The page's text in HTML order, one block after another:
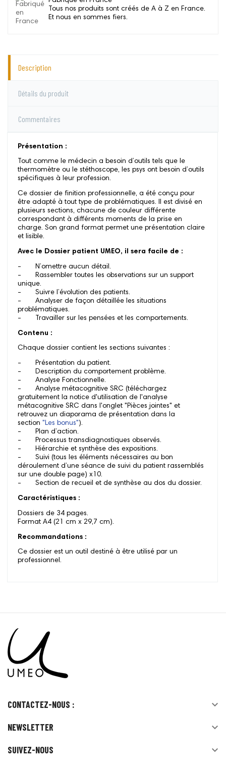
Tous nos produits sont créés de A à Z en France.
Et nous en sommes fiers.
Description
Détails du produit
Commentaires
Présentation :
Tout comme le médecin a besoin d’outils tels que le
thermomètre ou le stéthoscope, les psys ont besoin d’outils
spécifiques à leur profession.
Ce dossier de finition professionnelle, a été conçu pour
être adapté à tout type de problématiques. Il est divisé en
plusieurs sections, chacune de couleur différente
correspondant à différents moments de la prise en
charge. Son grand format permet une présentation claire
et lisible.
Avec le Dossier patient UMEO, il sera facile de :
- N’omettre aucun détail.
- Rassembler toutes les observations sur un support
unique.
- Suivre l’évolution des patients.
- Analyser de façon détaillée les situations
problématiques.
- Travailler sur les pensées et les comportements.
Contenu :
Chaque dossier contient les sections suivantes :
- Présentation du patient.
- Description du comportement problème.
- Analyse Fonctionnelle.
- Analyse métacognitive SRC (téléchargez
gratuitement la notice d'utilisation de l'analyse
métacognitive SRC dans l'onglet "Pièces jointes" et
retrouvez un diaporama de présentation dans la
section "Les bonus" ).
- Plan d’action.
- Processus transdiagnostiques observés.
- Hiérarchie et synthèse des expositions.
- Suivi (tous les éléments nécessaires au bon
déroulement d’une séance de suivi du patient rassemblés
sur une double page) x10.
- Section de recueil et de synthèse au dos du dossier.
Caractéristiques :
Dossiers de 34 pages.
Format A4 (21 cm x 29,7 cm).
Recommandations :
Ce dossier est un outil destiné à être utilisé par un
professionnel.
CONTACTEZ-NOUS : 
NEWSLETTER 
SUIVEZ-NOUS 